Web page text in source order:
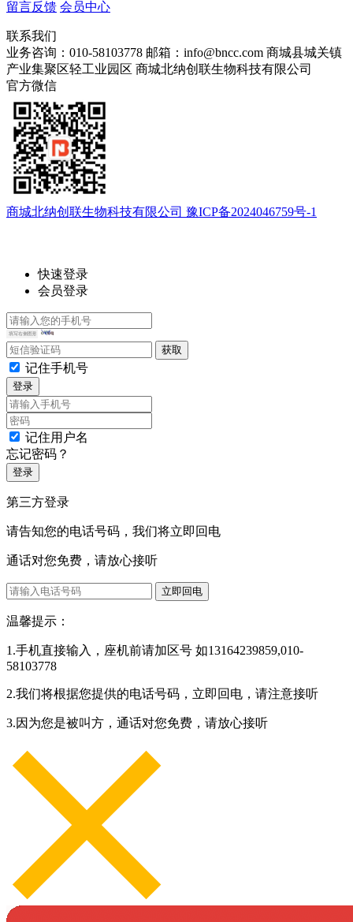
留言反馈 会员中心
联系我们
业务咨询：010-58103778 邮箱：info@bncc.com 商城县城关镇
产业集聚区轻工业园区 商城北纳创联生物科技有限公司
官方微信
商城北纳创联生物科技有限公司 豫ICP备2024046759号-1
快速登录
会员登录
记住手机号
登录
记住用户名
忘记密码？
登录
第三方登录
请告知您的电话号码，我们将立即回电
通话对您免费，请放心接听
立即回电
温馨提示：
1.手机直接输入，座机前请加区号 如13164239859,010-
58103778
2.我们将根据您提供的电话号码，立即回电，请注意接听
3.因为您是被叫方，通话对您免费，请放心接听